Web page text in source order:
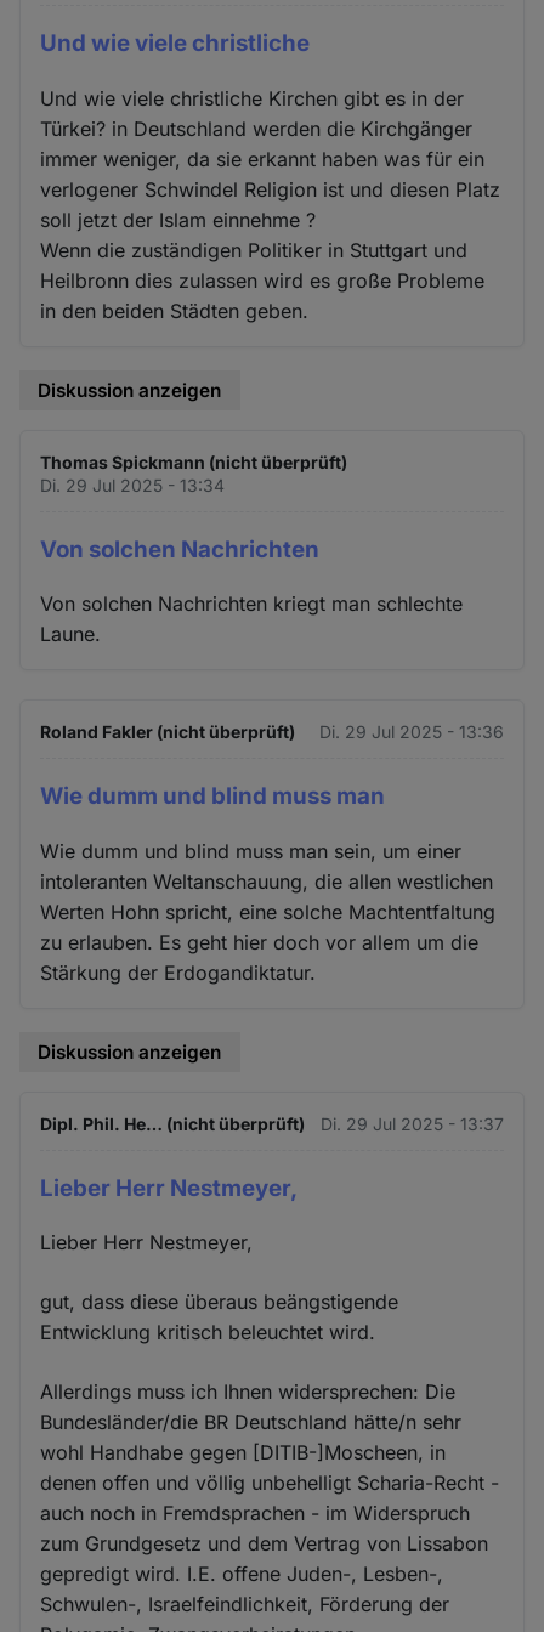
Und wie viele christliche
Und wie viele christliche Kirchen gibt es in der
Türkei? in Deutschland werden die Kirchgänger
immer weniger, da sie erkannt haben was für ein
verlogener Schwindel Religion ist und diesen Platz
soll jetzt der Islam einnehme ?
Wenn die zuständigen Politiker in Stuttgart und
Heilbronn dies zulassen wird es große Probleme
in den beiden Städten geben.
Diskussion anzeigen
Thomas Spickmann (nicht überprüft)
Di. 29 Jul 2025 - 13:34
Von solchen Nachrichten
Von solchen Nachrichten kriegt man schlechte
Laune.
Roland Fakler (nicht überprüft) Di. 29 Jul 2025 - 13:36
Wie dumm und blind muss man
Wie dumm und blind muss man sein, um einer
intoleranten Weltanschauung, die allen westlichen
Werten Hohn spricht, eine solche Machtentfaltung
zu erlauben. Es geht hier doch vor allem um die
Stärkung der Erdogandiktatur.
Diskussion anzeigen
Dipl. Phil. He… (nicht überprüft) Di. 29 Jul 2025 - 13:37
Lieber Herr Nestmeyer,
Lieber Herr Nestmeyer,
gut, dass diese überaus beängstigende
Entwicklung kritisch beleuchtet wird.
Allerdings muss ich Ihnen widersprechen: Die
Bundesländer/die BR Deutschland hätte/n sehr
wohl Handhabe gegen [DITIB-]Moscheen, in
denen offen und völlig unbehelligt Scharia-Recht -
auch noch in Fremdsprachen - im Widerspruch
zum Grundgesetz und dem Vertrag von Lissabon
gepredigt wird. I.E. offene Juden-, Lesben-,
Schwulen-, Israelfeindlichkeit, Förderung der